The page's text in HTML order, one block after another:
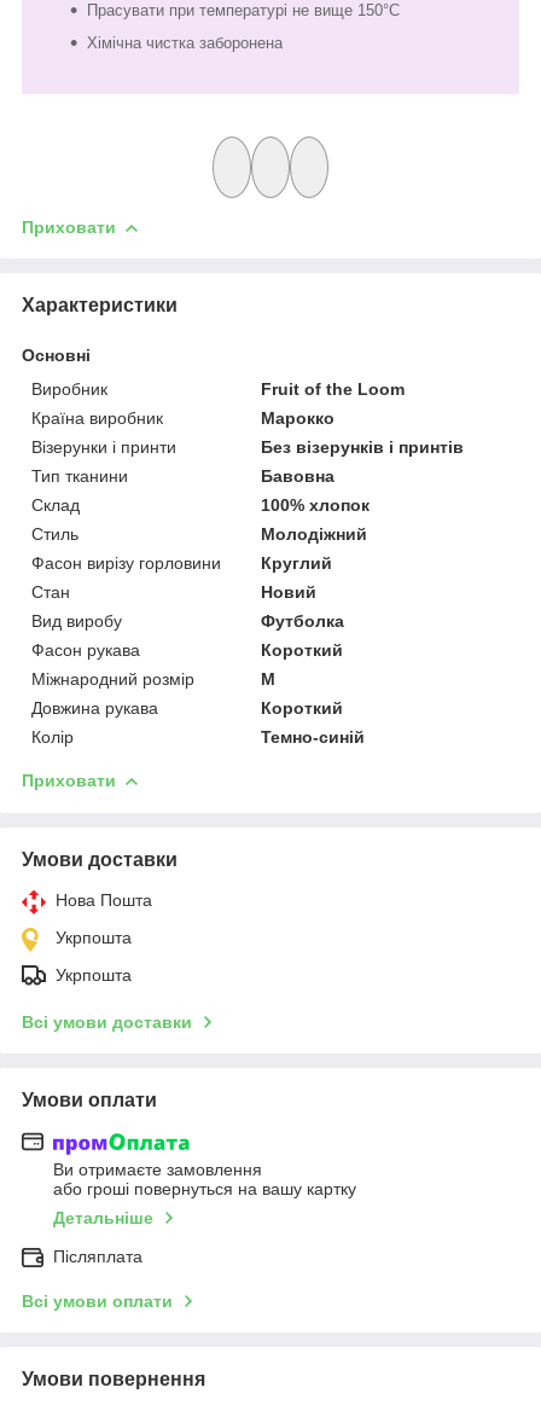
Прасувати при температурі не вище 150°C
Хімічна чистка заборонена
Приховати
Характеристики
Основні
Виробник
Fruit of the Loom
Країна виробник
Марокко
Візерунки і принти
Без візерунків і принтів
Тип тканини
Бавовна
Склад
100% хлопок
Стиль
Молодіжний
Фасон вирізу горловини
Круглий
Стан
Новий
Вид виробу
Футболка
Фасон рукава
Короткий
Міжнародний розмір
M
Довжина рукава
Короткий
Колір
Темно-синій
Приховати
Умови доставки
Нова Пошта
Укрпошта
Укрпошта
Всі умови доставки
Умови оплати
Ви отримаєте замовлення
або гроші повернуться на вашу картку
Детальніше
Післяплата
Всі умови оплати
Умови повернення